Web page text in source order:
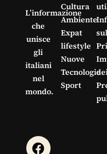
L’informazione
che
unisce
gli
italiani
nel
mondo.
Cultura
Ambiente
Expat
lifestyle
Nuove
Tecnologie
Sport